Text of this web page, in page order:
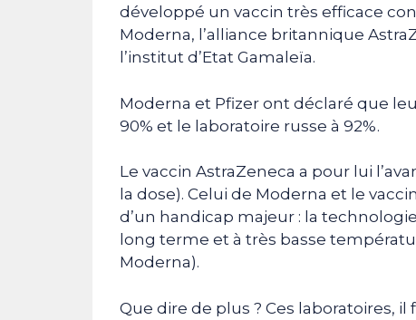
développé un vaccin très efficace
Moderna, l’alliance britannique
l’institut d’Etat Gamaleïa.
Moderna et Pfizer ont déclaré que
90% et le laboratoire russe à 92%.
Le vaccin AstraZeneca a pour lui
la dose). Celui de Moderna et le
d’un handicap majeur : la
long terme et à très basse
Moderna).
Que dire de plus ? Ces laboratoires,